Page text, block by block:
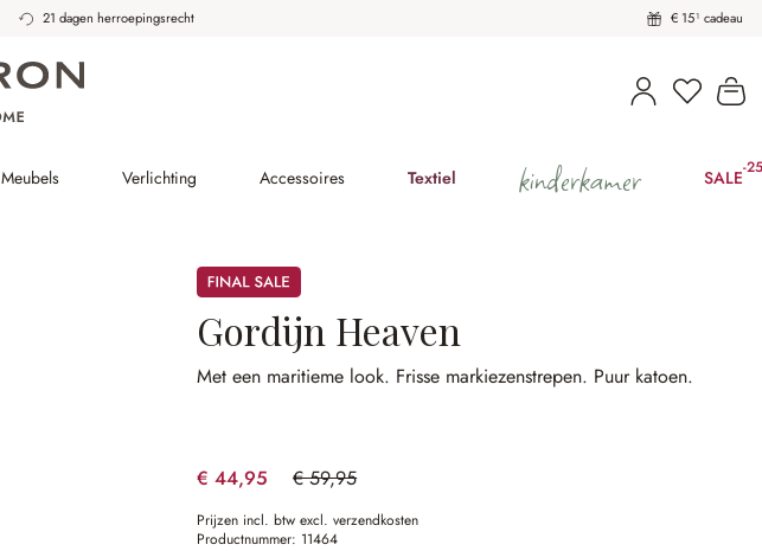
21 dagen herroepingsrecht € 15¹ cadeau
U heeft
Meubels Verlichting Accessoires Textiel kinderkamer SALE-
Sale
Gordijn Heaven
Met een maritieme look. Frisse markiezenstrepen. Puur katoen.
€ 44,95 € 59,95
(25.02% gespart)
Prijzen incl. btw excl. verzendkosten
Productnummer: 11464